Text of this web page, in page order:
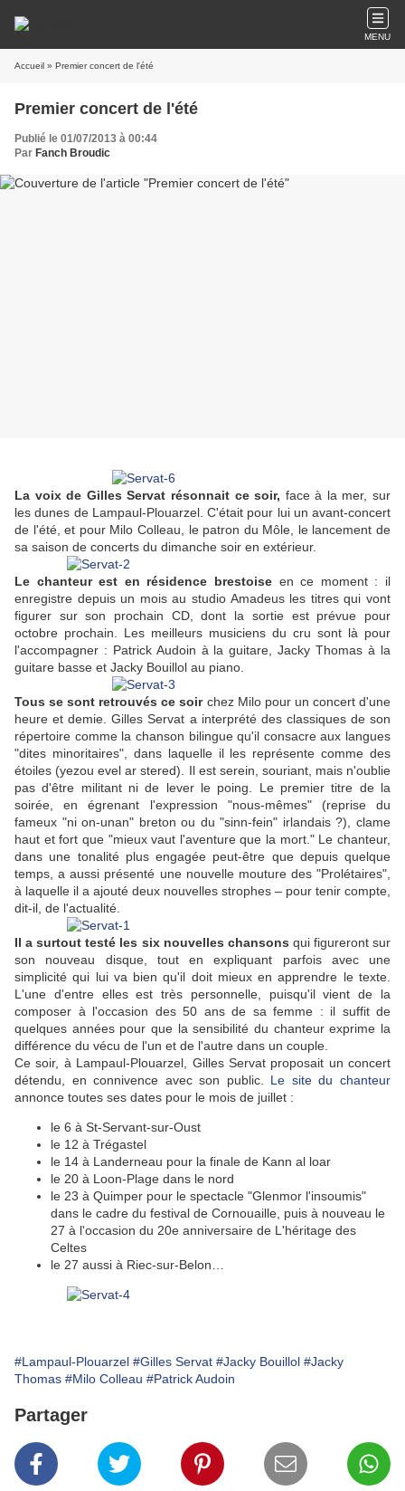
MENU
Accueil » Premier concert de l'été
Premier concert de l'été
Publié le 01/07/2013 à 00:44
Par Fanch Broudic
La voix de Gilles Servat résonnait ce soir, face à la mer, sur
les dunes de Lampaul-Plouarzel. C'était pour lui un avant-concert
de l'été, et pour Milo Colleau, le patron du Môle, le lancement de
sa saison de concerts du dimanche soir en extérieur.
Le chanteur est en résidence brestoise en ce moment : il
enregistre depuis un mois au studio Amadeus les titres qui vont
figurer sur son prochain CD, dont la sortie est prévue pour
octobre prochain. Les meilleurs musiciens du cru sont là pour
l'accompagner : Patrick Audoin à la guitare, Jacky Thomas à la
guitare basse et Jacky Bouillol au piano.
Tous se sont retrouvés ce soirchez Milo pour un concert d'une
heure et demie. Gilles Servat a interprété des classiques de son
répertoire comme la chanson bilingue qu'il consacre aux langues
"dites minoritaires", dans laquelle il les représente comme des
étoiles (yezou evel ar stered). Il est serein, souriant, mais n'oublie
pas d'être militant ni de lever le poing. Le premier titre de la
soirée, en égrenant l'expression "nous-mêmes" (reprise du
fameux "ni on-unan" breton ou du "sinn-fein" irlandais ?), clame
haut et fort que "mieux vaut l'aventure que la mort." Le chanteur,
dans une tonalité plus engagée peut-être que depuis quelque
temps, a aussi présenté une nouvelle mouture des "Prolétaires",
à laquelle il a ajouté deux nouvelles strophes – pour tenir compte,
dit-il, de l'actualité.
Il a surtout testé les six nouvelles chansons qui figureront sur
son nouveau disque, tout en expliquant parfois avec une
simplicité qui lui va bien qu'il doit mieux en apprendre le texte.
L'une d'entre elles est très personnelle, puisqu'il vient de la
composer à l'occasion des 50 ans de sa femme : il suffit de
quelques années pour que la sensibilité du chanteur exprime la
différence du vécu de l'un et de l'autre dans un couple.
Ce soir, à Lampaul-Plouarzel, Gilles Servat proposait un concert
détendu, en connivence avec son public. Le site du chanteur
annonce toutes ses dates pour le mois de juillet :
le 6 à St-Servant-sur-Oust
le 12 à Trégastel
le 14 à Landerneau pour la finale de Kann al loar
le 20 à Loon-Plage dans le nord
le 23 à Quimper pour le spectacle "Glenmor l'insoumis"
dans le cadre du festival de Cornouaille, puis à nouveau le
27 à l'occasion du 20e anniversaire de L'héritage des
Celtes
le 27 aussi à Riec-sur-Belon…
#Lampaul-Plouarzel #Gilles Servat #Jacky Bouillol #Jacky
Thomas #Milo Colleau #Patrick Audoin
Partager